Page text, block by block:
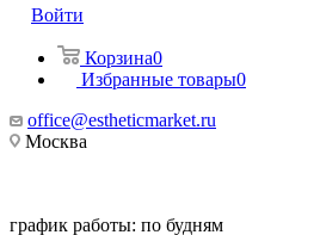
Войти
Корзина0
Избранные товары0
office@estheticmarket.ru
Москва
график работы: по будням